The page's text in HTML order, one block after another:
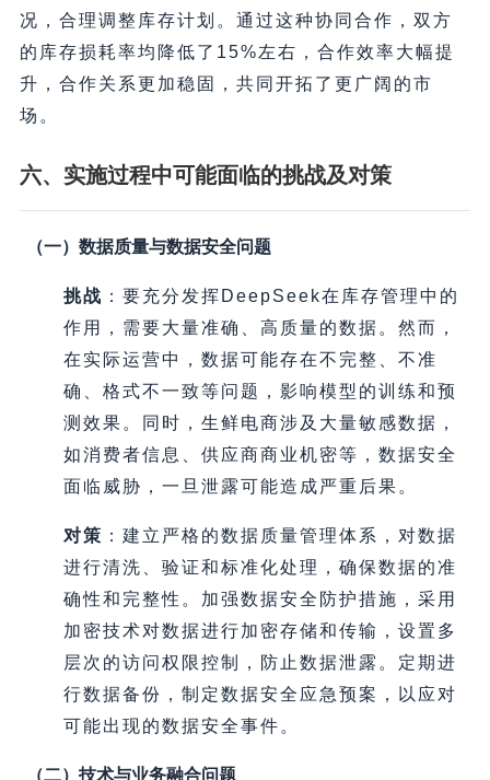
况，合理调整库存计划。通过这种协同合作，双方
的库存损耗率均降低了15%左右，合作效率大幅提
升，合作关系更加稳固，共同开拓了更广阔的市
场。
六、实施过程中可能面临的挑战及对策
（一）数据质量与数据安全问题
挑战 ：要充分发挥DeepSeek在库存管理中的
作用，需要大量准确、高质量的数据。然而，
在实际运营中，数据可能存在不完整、不准
确、格式不一致等问题，影响模型的训练和预
测效果。同时，生鲜电商涉及大量敏感数据，
如消费者信息、供应商商业机密等，数据安全
面临威胁，一旦泄露可能造成严重后果。
对策 ：建立严格的数据质量管理体系，对数据
进行清洗、验证和标准化处理，确保数据的准
确性和完整性。加强数据安全防护措施，采用
加密技术对数据进行加密存储和传输，设置多
层次的访问权限控制，防止数据泄露。定期进
行数据备份，制定数据安全应急预案，以应对
可能出现的数据安全事件。
（二）技术与业务融合问题